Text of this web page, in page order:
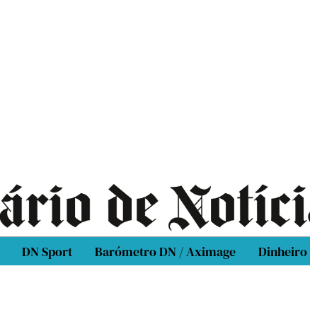
DN Sport Barómetro DN / Aximage Dinheiro